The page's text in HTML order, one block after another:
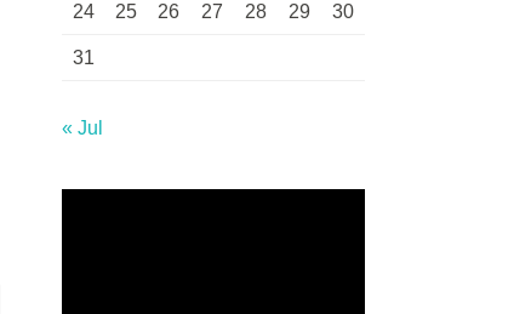
24 25 26 27 28 29 30
31
« Jul